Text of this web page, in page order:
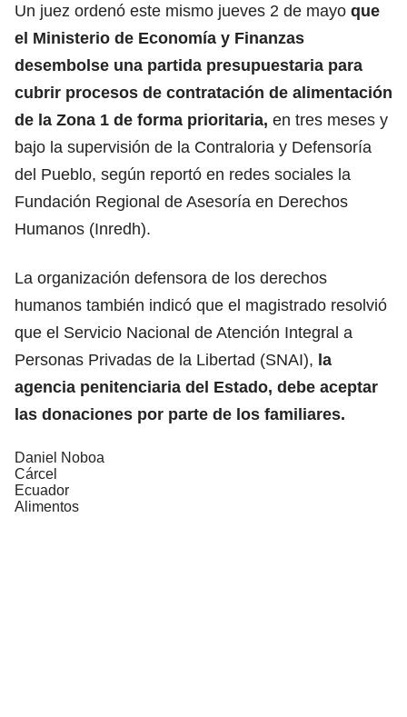
Un juez ordenó este mismo jueves 2 de mayo que
el Ministerio de Economía y Finanzas
desembolse una partida presupuestaria para
cubrir procesos de contratación de alimentación
de la Zona 1 de forma prioritaria, en tres meses y
bajo la supervisión de la Contraloria y Defensoría
del Pueblo, según reportó en redes sociales la
Fundación Regional de Asesoría en Derechos
Humanos (Inredh).
La organización defensora de los derechos
humanos también indicó que el magistrado resolvió
que el Servicio Nacional de Atención Integral a
Personas Privadas de la Libertad (SNAI), la
agencia penitenciaria del Estado, debe aceptar
las donaciones por parte de los familiares.
Daniel Noboa
Cárcel
Ecuador
Alimentos